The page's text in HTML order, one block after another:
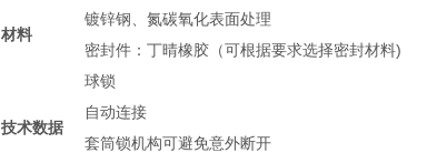
材料
镀锌钢、氮碳氧化表面处理
密封件：丁晴橡胶（可根据要求选择密封材料)
技术数据
球锁
自动连接
套筒锁机构可避免意外断开